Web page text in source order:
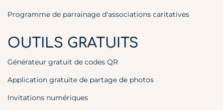
Programme de parrainage d'associations caritatives
OUTILS GRATUITS
Générateur gratuit de codes QR
Application gratuite de partage de photos
Invitations numériques